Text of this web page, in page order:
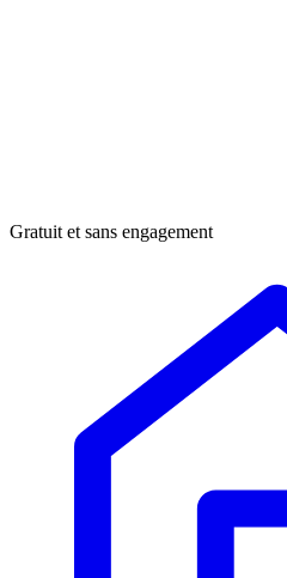
Gratuit et sans engagement